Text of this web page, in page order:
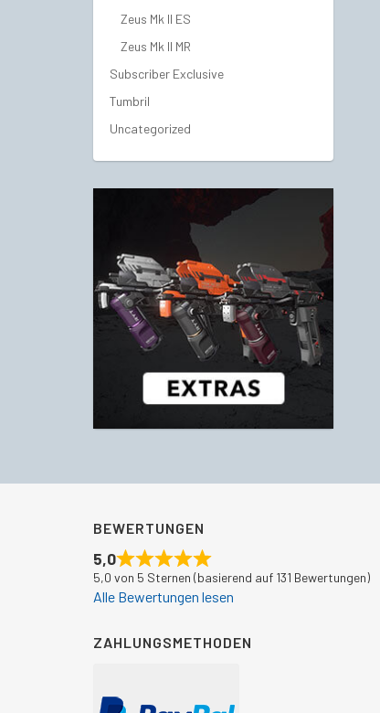
Zeus Mk II ES
Zeus Mk II MR
Subscriber Exclusive
Tumbril
Uncategorized
BEWERTUNGEN
5,0
5,0 von 5 Sternen (basierend auf 131 Bewertungen)
Alle Bewertungen lesen
ZAHLUNGSMETHODEN